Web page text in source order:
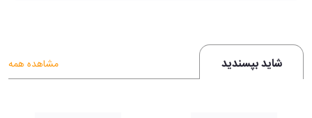
شاید بپسندید مشاهده همه